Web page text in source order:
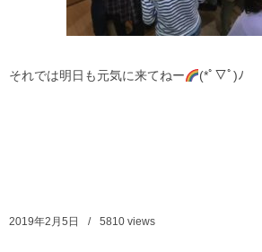
それでは明日も元気に来てねー (*ﾟ▽ﾟ)ﾉ
2019年2月5日 5810 views